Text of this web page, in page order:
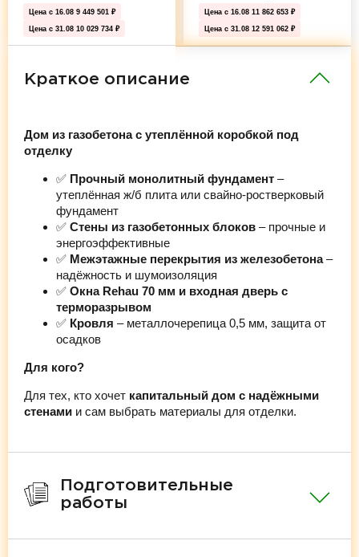
Цена с 16.08 9 449 501 ₽
Цена с 31.08 10 029 734 ₽
Цена с 16.08 11 862 653 ₽
Цена с 31.08 12 591 062 ₽
Краткое описание
Дом из газобетона с утеплённой коробкой под
отделку
✅ Прочный монолитный фундамент –
утеплённая ж/б плита или свайно-ростверковый
фундамент
✅ Стены из газобетонных блоков – прочные и
энергоэффективные
✅ Межэтажные перекрытия из железобетона–
надёжность и шумоизоляция
✅ Окна Rehau 70 мм и входная дверь с
терморазрывом
✅ Кровля – металлочерепица 0,5 мм, защита от
осадков
Для кого?
Для тех, кто хочет капитальный дом с надёжными
стенами и сам выбрать материалы для отделки.
Подготовительные
работы